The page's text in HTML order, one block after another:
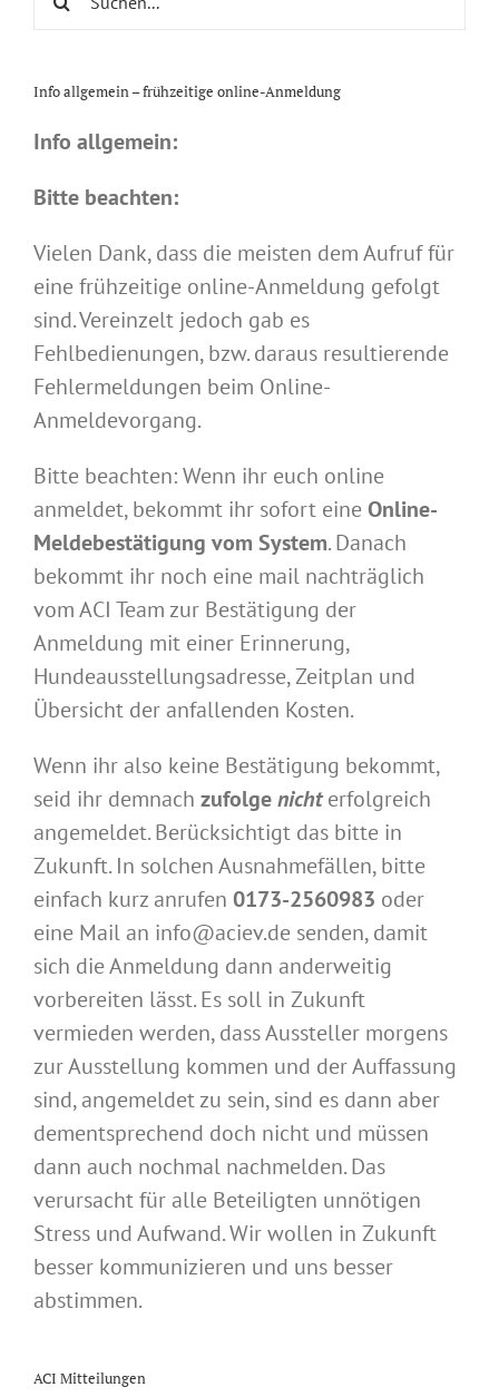
Info allgemein – frühzeitige online-Anmeldung
Info allgemein:
Bitte beachten:
Vielen Dank, dass die meisten dem Aufruf für
eine frühzeitige online-Anmeldung gefolgt
sind. Vereinzelt jedoch gab es
Fehlbedienungen, bzw. daraus resultierende
Fehlermeldungen beim Online-
Anmeldevorgang.
Bitte beachten: Wenn ihr euch online
anmeldet, bekommt ihr sofort eine Online-
Meldebestätigung vom System. Danach
bekommt ihr noch eine mail nachträglich
vom ACI Team zur Bestätigung der
Anmeldung mit einer Erinnerung,
Hundeausstellungsadresse, Zeitplan und
Übersicht der anfallenden Kosten.
Wenn ihr also keine Bestätigung bekommt,
seid ihr demnach zufolgenicht erfolgreich
angemeldet. Berücksichtigt das bitte in
Zukunft. In solchen Ausnahmefällen, bitte
einfach kurz anrufen 0173-2560983 oder
eine Mail an info@aciev.de senden, damit
sich die Anmeldung dann anderweitig
vorbereiten lässt. Es soll in Zukunft
vermieden werden, dass Aussteller morgens
zur Ausstellung kommen und der Auffassung
sind, angemeldet zu sein, sind es dann aber
dementsprechend doch nicht und müssen
dann auch nochmal nachmelden. Das
verursacht für alle Beteiligten unnötigen
Stress und Aufwand. Wir wollen in Zukunft
besser kommunizieren und uns besser
abstimmen.
ACI Mitteilungen